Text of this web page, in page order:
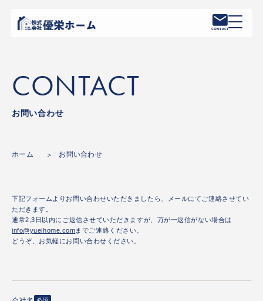
CONTACT
CONTACT
お問い合わせ
ホーム お問い合わせ
下記フォームよりお問い合わせいただきましたら、
メールにてご連絡させてい
ただきます。
通常2,3日以内にご返信させていただきますが、 万が一返信がない場合は
info@yueihome.comまでご連絡ください。
どうぞ、お気軽にお問い合わせください。